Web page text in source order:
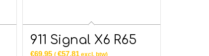
911 Signal X6 R65
€69.95 (€57.81 excl. btw)